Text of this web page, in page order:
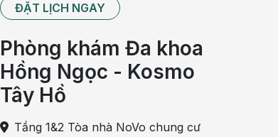
ĐẶT LỊCH NGAY
Phòng khám Đa khoa
Hồng Ngọc - Kosmo
Tây Hồ
Tầng 1&2 Tòa nhà NoVo chung cư